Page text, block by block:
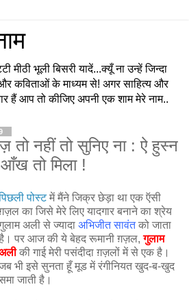
मीठी भूली बिसरी यादें...क्यूँ ना उन्हें जिन्दा
कविताओं के माध्यम से! अगर साहित्य और
हैं आप तो कीजिए अपनी एक शाम मेरे नाम..
नहीं तो सुनिए ना : ऐ हुस्न
तो मिला !
पोस्टमें मैंने जिक्र छेड़ा था एक ऍसी
का जिसे मेरे लिए यादगार बनाने का श्रेय
अली से ज्यादा अभिजीत सावंतको जाता
पर आज की ये बेहद रूमानी ग़ज़ल,गुलाम
की गाई मेरी पसंदीदा ग़ज़लों में से एक है।
भी इसे सुनता हूँ मूड में रंगीनियत खुद-ब-खुद
जाती है।